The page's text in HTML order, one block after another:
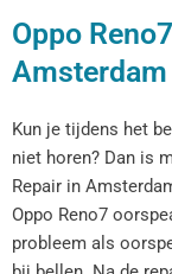
Oppo
Amsterdam
Kun je tijdens het
niet horen? Dan is
Repair in
Oppo Reno7
probleem als